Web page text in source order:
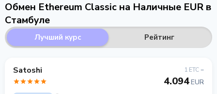
Обмен Ethereum Classic на Наличные EUR в
Стамбуле
Лучший курс Рейтинг
Satoshi 1 ETC =
4.094EUR